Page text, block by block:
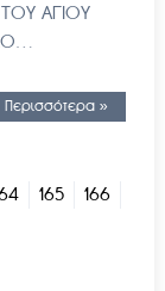
ΑΓΙΟΥ
Περισσότερα »
165
166